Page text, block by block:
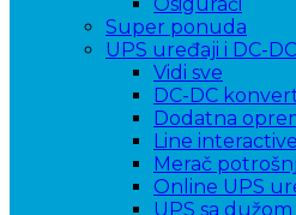
Super ponuda
UPS uređaji i DC-
Vidi sve
DC-DC
Dodatna
Line
Merač
Online UPS
UPS sa